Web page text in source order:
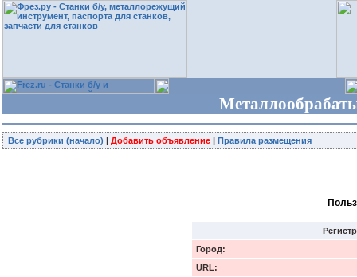
Все рубрики (начало) | Добавить объявление | Правила размещения
Город:
URL: